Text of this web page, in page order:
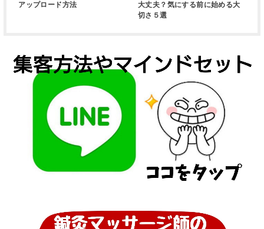
アップロード方法
大丈夫？気にする前に始める大
切さ５選